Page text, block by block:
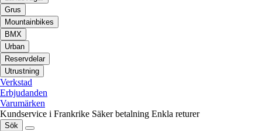
Grus
Mountainbikes
BMX
Urban
Reservdelar
Utrustning
Verkstad
Erbjudanden
Varumärken
Kundservice i Frankrike Säker betalning Enkla returer
Sök